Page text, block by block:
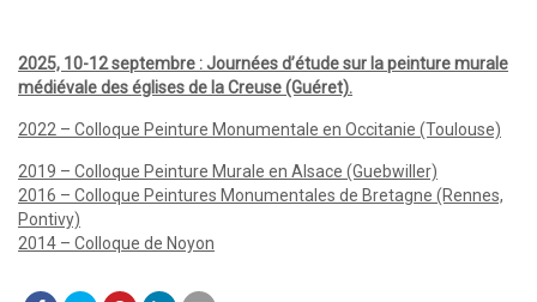
2025, 10-12 septembre : Journées d’étude sur la peinture murale
médiévale des églises de la Creuse (Guéret).
2022 – Colloque Peinture Monumentale en Occitanie (Toulouse)
2019 – Colloque Peinture Murale en Alsace (Guebwiller)
2016 – Colloque Peintures Monumentales de Bretagne (Rennes,
Pontivy)
2014 – Colloque de Noyon